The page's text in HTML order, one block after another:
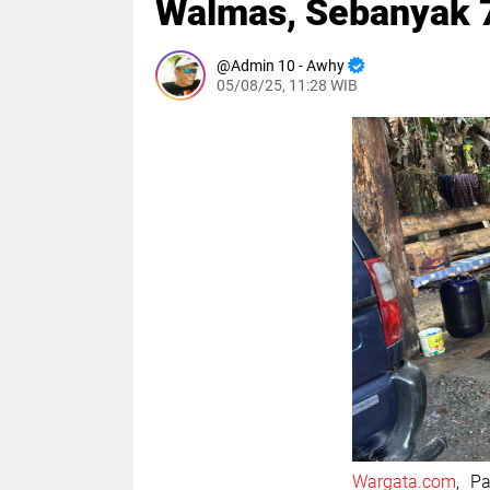
Walmas, Sebanyak
Admin 10 - Awhy
05/08/25, 11:28 WIB
Wargata.com,